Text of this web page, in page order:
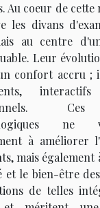
Au coeur de
les divans
au centre
Leur
confort accru ;
Ces
ne
à améliorer
mais
et le bien-être
de telles